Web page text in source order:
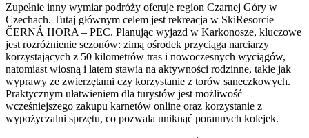
Zupełnie inny wymiar podróży oferuje region Czarnej Góry w
Czechach. Tutaj głównym celem jest rekreacja w SkiResorcie
ČERNÁ HORA – PEC. Planując wyjazd w Karkonosze, kluczowe
jest rozróżnienie sezonów: zimą ośrodek przyciąga narciarzy
korzystających z 50 kilometrów tras i nowoczesnych wyciągów,
natomiast wiosną i latem stawia na aktywności rodzinne, takie jak
wyprawy ze zwierzętami czy korzystanie z torów saneczkowych.
Praktycznym ułatwieniem dla turystów jest możliwość
wcześniejszego zakupu karnetów online oraz korzystanie z
wypożyczalni sprzętu, co pozwala uniknąć porannych kolejek.